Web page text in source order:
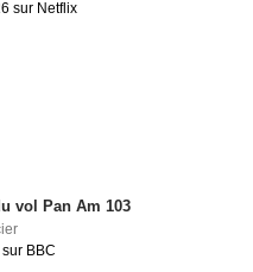
sur Netflix
vol Pan Am 103
BBC